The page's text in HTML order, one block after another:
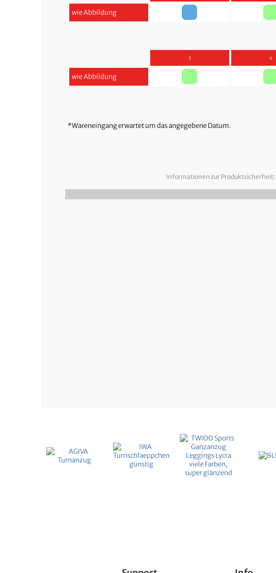
wie Abbildung
3 4
wie Abbildung
*Wareneingang erwartet um das angegebene Datum.
Informationen zur Produktsicherheit: